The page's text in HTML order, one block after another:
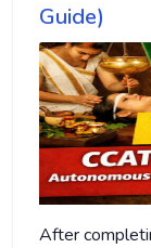
Guide)
After